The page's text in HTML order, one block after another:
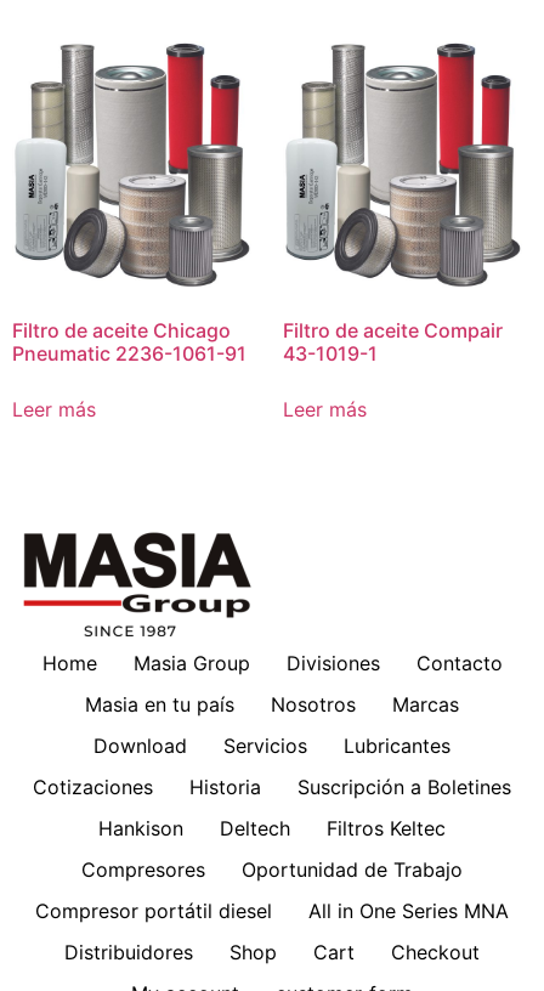
Filtro de aceite Chicago
Pneumatic 2236-1061-91
Leer más
Filtro de aceite Compair
43-1019-1
Leer más
Home Masia Group Divisiones
Contacto
Masia en tu país
Nosotros
Marcas
Download
Servicios
Lubricantes
Cotizaciones
Historia
Suscripción a Boletines
Hankison
Deltech
Filtros Keltec
Compresores
Oportunidad de Trabajo
Compresor portátil diesel
All in One Series MNA
Distribuidores
Shop Cart
Checkout